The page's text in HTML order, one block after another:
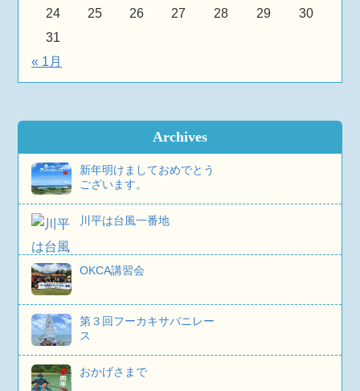
24
25 26 27 28 29
30
31
« 1月
Archives
新年明けましておめでとう
ございます。
川平は台風一番地
OKCA講習会
第３回フーカキサバニレー
ス
おかげさまで